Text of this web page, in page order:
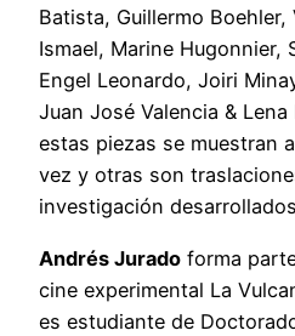
Batista, Guillermo
Ismael, Marine Hugonnier,
Engel Leonardo, Joiri
Juan José Valencia &
estas piezas se muestran
vez y otras son
investigación
Andrés Jurado forma
cine experimental La
es estudiante de